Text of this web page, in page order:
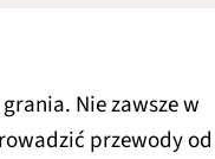
Nie zawsze w
przewody od